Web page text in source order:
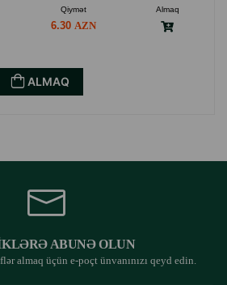
Qiymət
Almaq
6.30
ALMAQ
ABUNƏ OLUN
almaq üçün e-poçt ünvanınızı qeyd edin.